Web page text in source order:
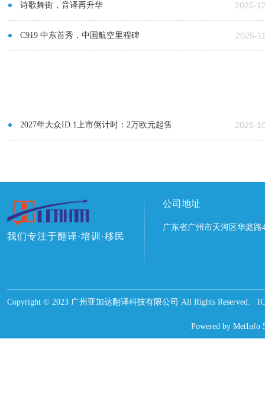
诗歌舞街，音译再升华 2025-
C919 中东首秀，中国航空里程碑 2025-
2027年大众ID.1上市倒计时：2万欧元起售 2025-
我们专注于翻译·培训·移民
公司地址
广东省广州市天河区华庭
Copyright © 2023 广州亚加达翻译科技有限公司 All Rights Reserved.
Powered by MetInfo